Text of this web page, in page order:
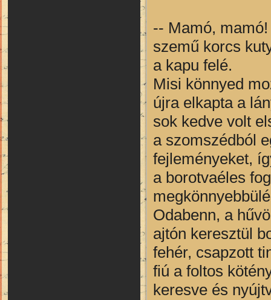
-- Mamó,
szemű korcs
a kapu felé.
Misi könnyed
újra elkapta a
sok kedve volt
a szomszédból
fejleményeket,
a borotvaéles
Odabenn, a
ajtón keresztül
fehér, csapzott
fiú a foltos
keresve és